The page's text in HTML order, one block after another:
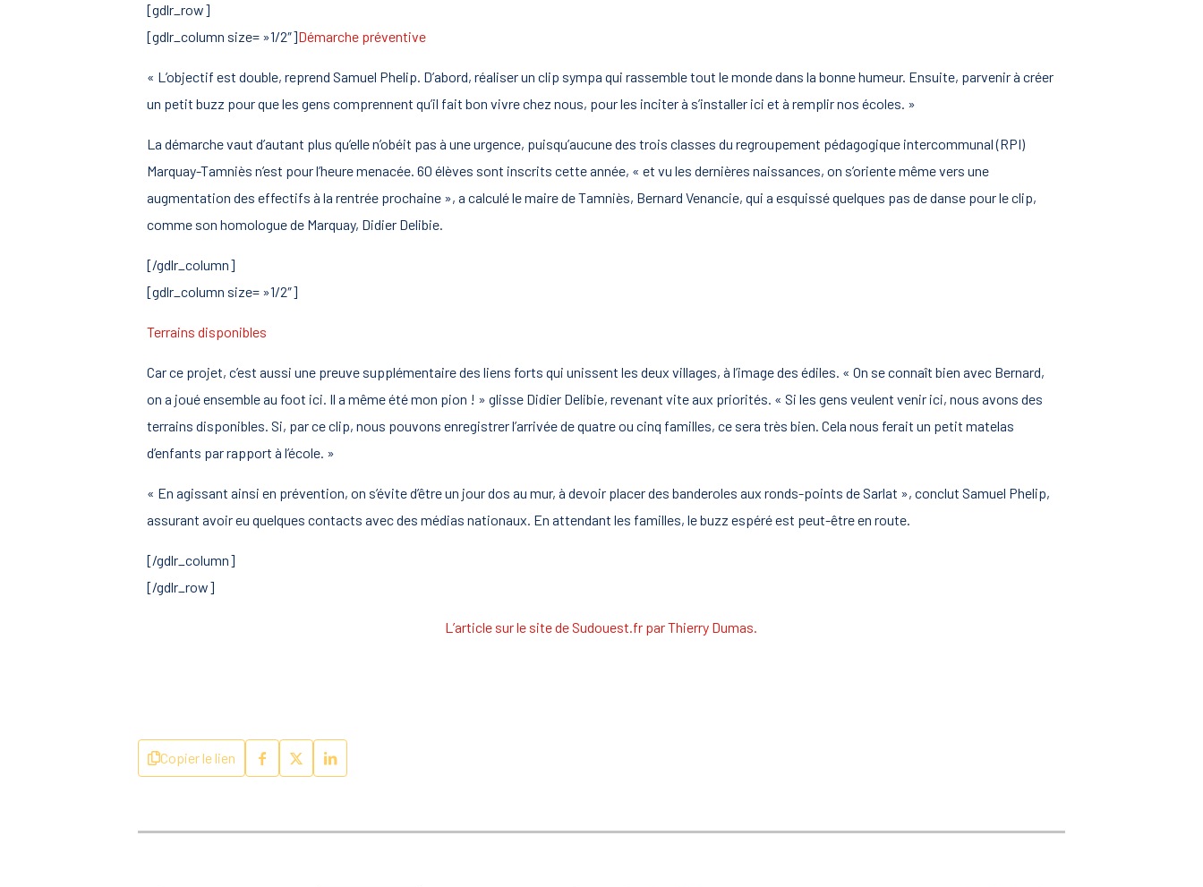
[gdlr_row]
[gdlr_column size= »1/2″]Démarche préventive
« L’objectif est double, reprend Samuel Phelip. D’abord, réaliser un clip sympa qui rassemble tout le monde dans la bonne humeur. Ensuite, parvenir à créer
un petit buzz pour que les gens comprennent qu’il fait bon vivre chez nous, pour les inciter à s’installer ici et à remplir nos écoles. »
La démarche vaut d’autant plus qu’elle n’obéit pas à une urgence, puisqu’aucune des trois classes du regroupement pédagogique intercommunal (RPI)
Marquay-Tamniès n’est pour l’heure menacée. 60 élèves sont inscrits cette année, « et vu les dernières naissances, on s’oriente même vers une
augmentation des effectifs à la rentrée prochaine », a calculé le maire de Tamniès, Bernard Venancie, qui a esquissé quelques pas de danse pour le clip,
comme son homologue de Marquay, Didier Delibie.
[/gdlr_column]
[gdlr_column size= »1/2″]
Terrains disponibles
Car ce projet, c’est aussi une preuve supplémentaire des liens forts qui unissent les deux villages, à l’image des édiles. « On se connaît bien avec Bernard,
on a joué ensemble au foot ici. Il a même été mon pion ! » glisse Didier Delibie, revenant vite aux priorités. « Si les gens veulent venir ici, nous avons des
terrains disponibles. Si, par ce clip, nous pouvons enregistrer l’arrivée de quatre ou cinq familles, ce sera très bien. Cela nous ferait un petit matelas
d’enfants par rapport à l’école. »
« En agissant ainsi en prévention, on s’évite d’être un jour dos au mur, à devoir placer des banderoles aux ronds-points de Sarlat », conclut Samuel Phelip,
assurant avoir eu quelques contacts avec des médias nationaux. En attendant les familles, le buzz espéré est peut-être en route.
[/gdlr_column]
[/gdlr_row]
L’article sur le site de Sudouest.fr par Thierry Dumas.
Copier le lien